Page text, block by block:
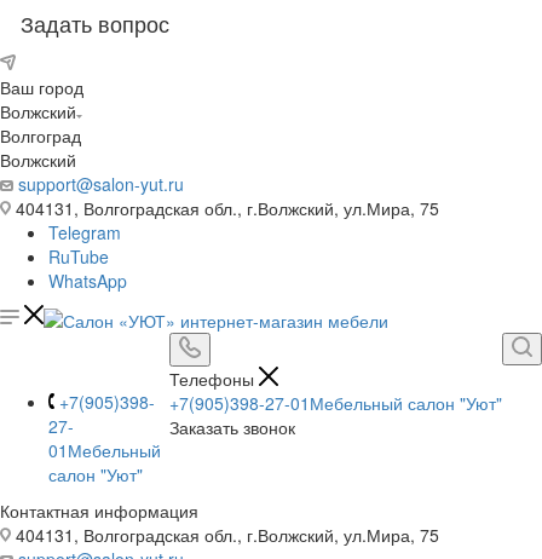
Задать вопрос
Ваш город
Волжский
Волгоград
Волжский
support@salon-yut.ru
404131, Волгоградская обл., г.Волжский, ул.Мира, 75
Telegram
RuTube
WhatsApp
Телефоны
+7(905)398-27-01 Мебельный салон "Уют"
Заказать звонок
+7(905)398-
27-
01 Мебельный
салон "Уют"
Контактная информация
404131, Волгоградская обл., г.Волжский, ул.Мира, 75